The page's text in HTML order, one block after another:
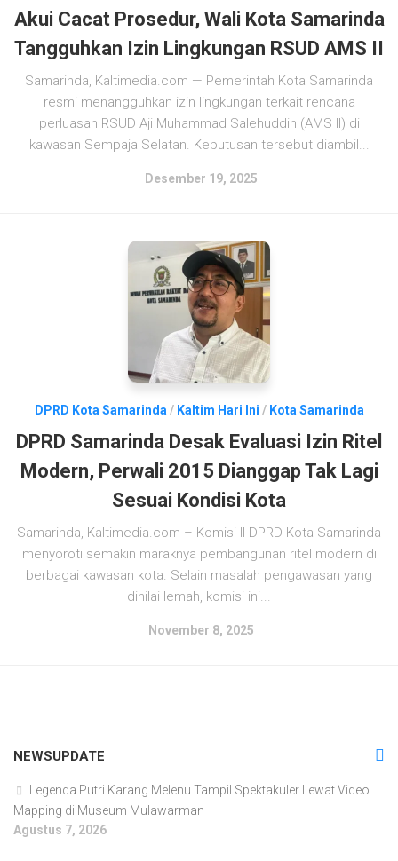
Akui Cacat Prosedur, Wali Kota Samarinda
Tangguhkan Izin Lingkungan RSUD AMS II
Samarinda, Kaltimedia.com — Pemerintah Kota Samarinda
resmi menangguhkan izin lingkungan terkait rencana
perluasan RSUD Aji Muhammad Salehuddin (AMS II) di
kawasan Sempaja Selatan. Keputusan tersebut diambil...
Desember 19, 2025
DPRD Kota Samarinda / Kaltim Hari Ini / Kota Samarinda
DPRD Samarinda Desak Evaluasi Izin Ritel
Modern, Perwali 2015 Dianggap Tak Lagi
Sesuai Kondisi Kota
Samarinda, Kaltimedia.com – Komisi II DPRD Kota Samarinda
menyoroti semakin maraknya pembangunan ritel modern di
berbagai kawasan kota. Selain masalah pengawasan yang
dinilai lemah, komisi ini...
November 8, 2025
NEWSUPDATE
Legenda Putri Karang Melenu Tampil Spektakuler Lewat Video
Mapping di Museum Mulawarman
Agustus 7, 2026